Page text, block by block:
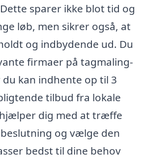
sparer ikke blot tid og
løb, men sikrer også, at
og indbydende ud. Du
firmaer på tagmaling-
kan indhente op til 3
tilbud fra lokale
dig med at træffe
og vælge den
bedst til dine behov